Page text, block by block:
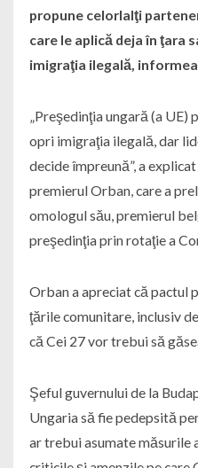
propune celorlalţi
care le aplică deja în ţara
imigraţia ilegală,
„Preşedinţia ungară (a UE)
opri imigraţia ilegală, dar
decide împreună”, a
premierul Orban, care a
omologul său, premierul
preşedinţia prin rotaţie a
Orban a apreciat că pactul
ţările comunitare, inclusiv
că Cei 27 vor trebui să
Şeful guvernului de la
Ungaria să fie pedepsită
ar trebui asumate măsurile